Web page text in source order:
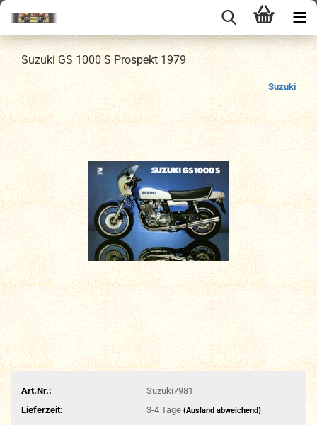
Suzuki GS 1000 S Prospekt 1979
Suzuki
Art.Nr.:
Suzuki7981
Lieferzeit:
3-4 Tage (Ausland abweichend)